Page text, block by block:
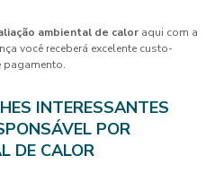
ambiental de calor aqui com a
você receberá excelente custo-
pagamento.
INTERESSANTES
POR
DE CALOR